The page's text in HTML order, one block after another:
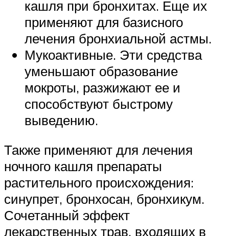
кашля при бронхитах. Еще их
применяют для базисного
лечения бронхиальной астмы.
Мукоактивные. Эти средства
уменьшают образование
мокроты, разжижают ее и
способствуют быстрому
выведению.
Также применяют для лечения
ночного кашля препараты
растительного происхождения:
синупрет, бронхосан, бронхикум.
Сочетанный эффект
лекарственных трав, входящих в